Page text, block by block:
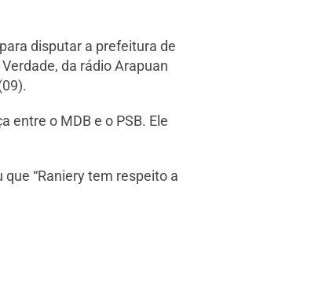
disputar a prefeitura de
da rádio Arapuan
entre o MDB e o PSB. Ele
“Raniery tem respeito a